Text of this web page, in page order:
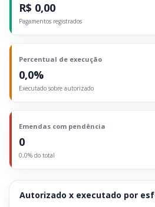
R$ 0,00
Pagamentos registrados
Percentual de execução
0,0%
Executado sobre autorizado
Emendas com pendência
0
0,0% do total
Autorizado x executado por